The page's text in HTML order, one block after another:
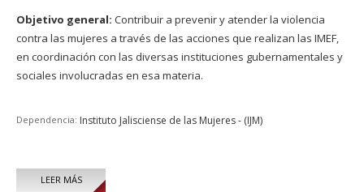
Objetivo general: Contribuir a prevenir y atender la violencia
contra las mujeres a través de las acciones que realizan las IMEF,
en coordinación con las diversas instituciones gubernamentales y
sociales involucradas en esa materia.
Dependencia: Instituto Jalisciense de las Mujeres - (IJM)
LEER MÁS